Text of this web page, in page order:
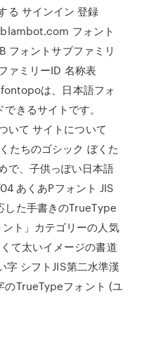
る サインイン 登録
フォント
フォントサブファミリ
ァミリーID 名称表
は、日本語フォ
きるサイトです。
いて サイトについて
たちのゴシック ぼくた
で、子供っぽい日本語
あくあPフォント JIS
した手書きのTrueType
ト」カテゴリーの人気
て太いイメージの書道
字 シフトJIS第二水準漢
のTrueTypeフォント (ユ